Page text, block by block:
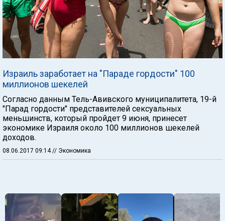
Израиль заработает на "Параде гордости" 100
миллионов шекелей
Согласно данным Тель-Авивского муниципалитета, 19-й
"Парад гордости" представителей сексуальных
меньшинств, который пройдет 9 июня, принесет
экономике Израиля около 100 миллионов шекелей
доходов.
08.06.2017 09:14 // Экономика